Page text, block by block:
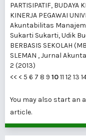
PARTISIPATIF, BUDAYA
KINERJA PEGAWAI
Akuntabilitas
Sukarti Sukarti, Udik
BERBASIS SEKOLAH
SLEMAN ,Jurnal
2 (2013)
<< < 5 6 7 8 9 1011 12 13
You may also start an
article.